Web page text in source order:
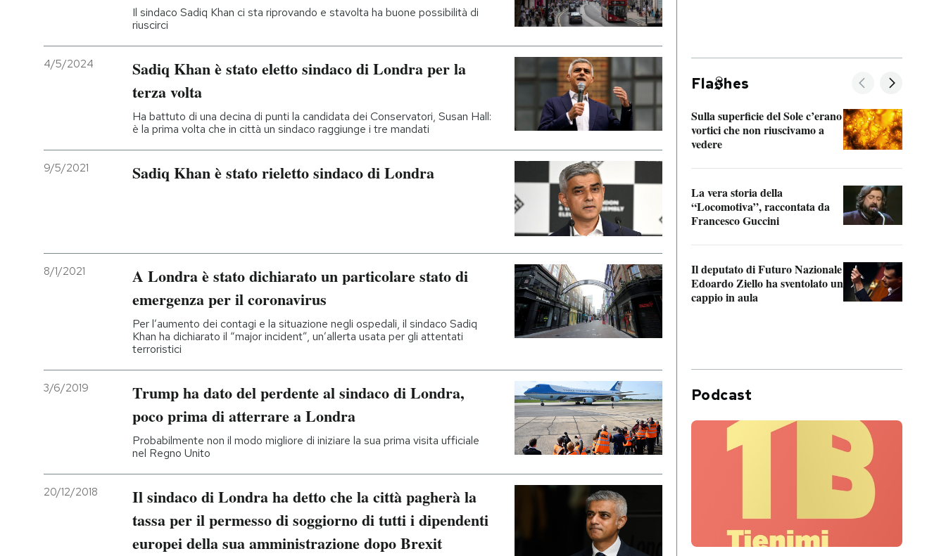
Entra
Il sindaco Sadiq Khan ci sta riprovando e stavolta ha buone possibilità di
riuscirci
4/5/2024
Sadiq Khan è stato eletto sindaco di Londra per la
terza volta
Ha battuto di una decina di punti la candidata dei Conservatori, Susan Hall:
è la prima volta che in città un sindaco raggiunge i tre mandati
9/5/2021 Sadiq Khan è stato rieletto sindaco di Londra
8/1/2021
A Londra è stato dichiarato un particolare stato di
emergenza per il coronavirus
Per l’aumento dei contagi e la situazione negli ospedali, il sindaco Sadiq
Khan ha dichiarato il “major incident”, un’allerta usata per gli attentati
terroristici
3/6/2019
Trump ha dato del perdente al sindaco di Londra,
poco prima di atterrare a Londra
Probabilmente non il modo migliore di iniziare la sua prima visita ufficiale
nel Regno Unito
20/12/2018
Il sindaco di Londra ha detto che la città pagherà la
tassa per il permesso di soggiorno di tutti i dipendenti
europei della sua amministrazione dopo Brexit
Fla hes
Sulla superficie del Sole c’erano
vortici che non riuscivamo a
vedere
La vera storia della
“Locomotiva”, raccontata da
Francesco Guccini
Il deputato di Futuro Nazionale
Edoardo Ziello ha sventolato un
cappio in aula
Podcast